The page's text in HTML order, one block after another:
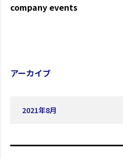
company events
アーカイブ
2021年8月